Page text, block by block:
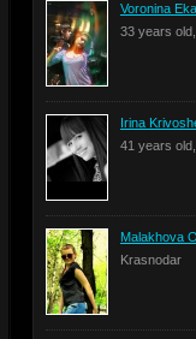
Voronina
33 years
Irina
41 years
Malakhova
Krasnodar